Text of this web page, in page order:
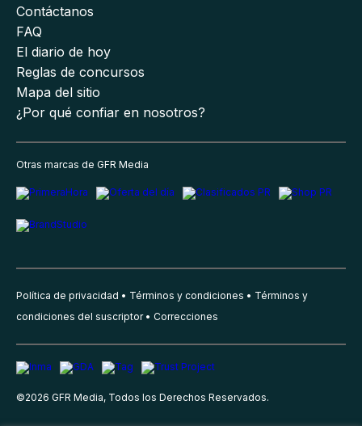
Contáctanos
FAQ
El diario de hoy
Reglas de concursos
Mapa del sitio
¿Por qué confiar en nosotros?
Otras marcas de GFR Media
Política de privacidad Términos y condiciones
Términos y
condiciones del suscriptor
Correcciones
©2026 GFR Media, Todos los Derechos Reservados.